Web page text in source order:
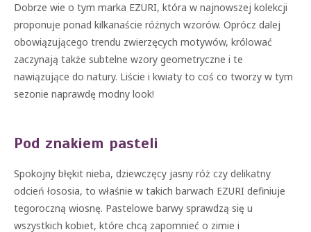
Dobrze wie o tym marka EZURI, która w najnowszej kolekcji
proponuje ponad kilkanaście różnych wzorów. Oprócz dalej
obowiązującego trendu zwierzęcych motywów, królować
zaczynają także subtelne wzory geometryczne i te
nawiązujące do natury. Liście i kwiaty to coś co tworzy w tym
sezonie naprawdę modny look!
Pod znakiem pasteli
Spokojny błękit nieba, dziewczęcy jasny róż czy delikatny
odcień łososia, to właśnie w takich barwach EZURI definiuje
tegoroczną wiosnę. Pastelowe barwy sprawdzą się u
wszystkich kobiet, które chcą zapomnieć o zimie i